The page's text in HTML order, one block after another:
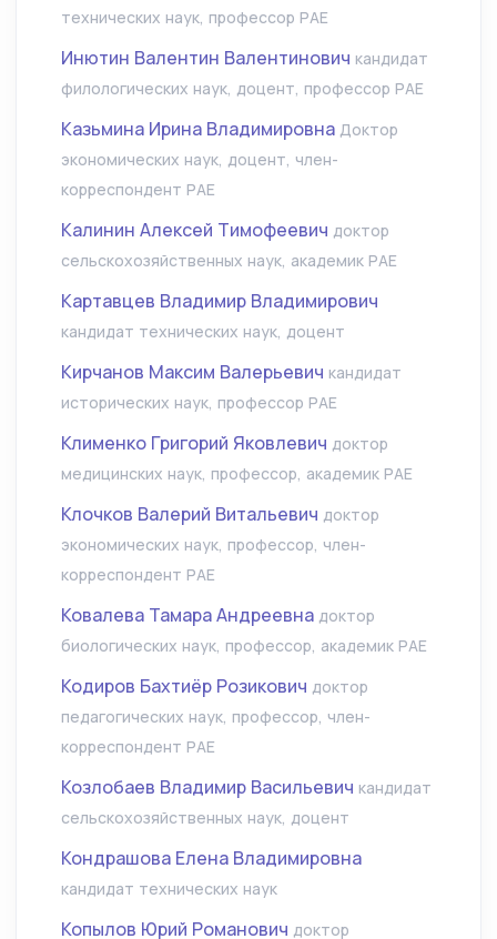
технических наук, профессор РАЕ
Инютин Валентин Валентинович кандидат
филологических наук, доцент, профессор РАЕ
Казьмина Ирина Владимировна Доктор
экономических наук, доцент, член-
корреспондент РАЕ
Калинин Алексей Тимофеевич доктор
сельскохозяйственных наук, академик РАЕ
Картавцев Владимир Владимирович
кандидат технических наук, доцент
Кирчанов Максим Валерьевич кандидат
исторических наук, профессор РАЕ
Клименко Григорий Яковлевич доктор
медицинских наук, профессор, академик РАЕ
Клочков Валерий Витальевич доктор
экономических наук, профессор, член-
корреспондент РАЕ
Ковалева Тамара Андреевна доктор
биологических наук, профессор, академик РАЕ
Кодиров Бахтиёр Розикович доктор
педагогических наук, профессор, член-
корреспондент РАЕ
Козлобаев Владимир Васильевич кандидат
сельскохозяйственных наук, доцент
Кондрашова Елена Владимировна
кандидат технических наук
Копылов Юрий Романович доктор